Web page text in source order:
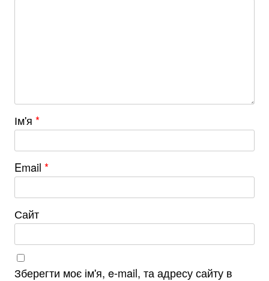
Ім'я *
Email *
Сайт
Зберегти моє ім'я, e-mail, та адресу сайту в